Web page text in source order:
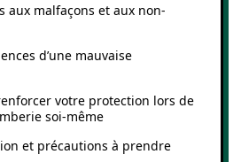
aux malfaçons et aux non-
d’une mauvaise
votre protection lors de
soi-même
et précautions à prendre